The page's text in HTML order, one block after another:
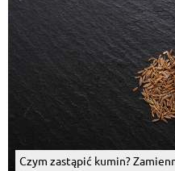
Czym zastąpić kumin?